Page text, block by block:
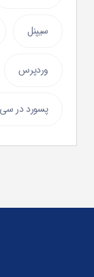
سیپنل
وردپرس
پسورد در